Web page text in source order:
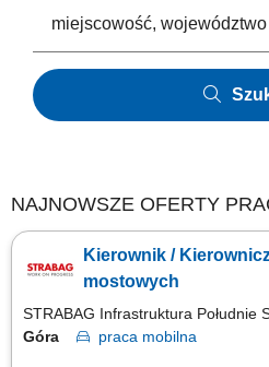
NAJNOWSZE OFERTY
Kierownik /
mostowych
STRABAG Infrastruktura Południe
Góra
praca mobilna